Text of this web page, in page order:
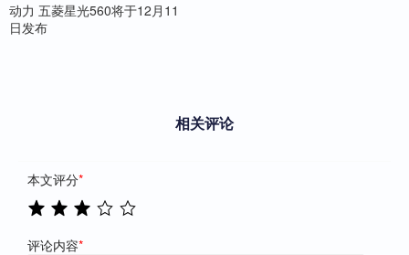
动力 五菱星光560将于12月11
日发布
相关评论
本文评分*
评论内容*